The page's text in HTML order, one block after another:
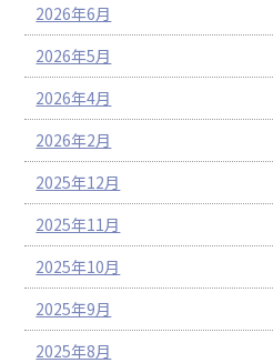
2026年6月
2026年5月
2026年4月
2026年2月
2025年12月
2025年11月
2025年10月
2025年9月
2025年8月